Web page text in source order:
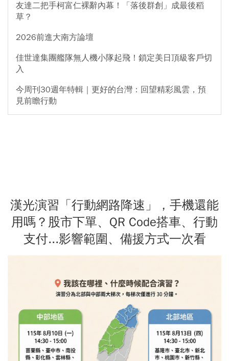
友達二把手柯富仁裸辭內幕！「落後群創」成最後稻
草？
2026前進大南方論壇
佳世達集團艦隊無人機小隊起飛！鎖定美日頂級客戶切
入
今周刊30週年特輯｜更好的台灣：回望精彩風雲，預
見前瞻行動
漢光演習「行動網路降速」，手機還能
用嗎？股市下單、QR Code搭車、行動
支付...影響範圍、備援方式一次看